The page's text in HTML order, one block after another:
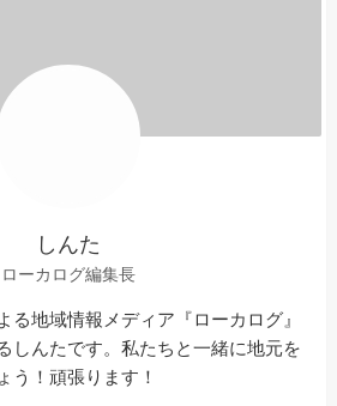
しんた
ローカログ編集長
る地域情報メディア『ローカログ』
しんたです。私たちと一緒に地元を
う！頑張ります！